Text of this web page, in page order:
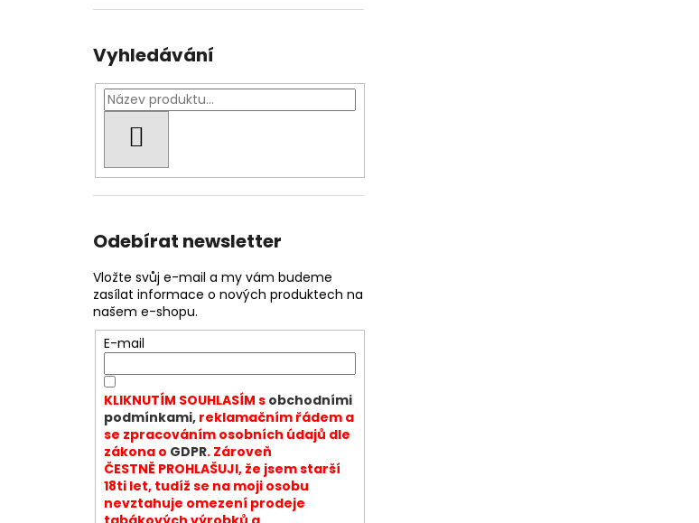
Vyhledávání
Odebírat newsletter
Vložte svůj e-mail a my vám budeme
zasílat informace o nových produktech na
našem e-shopu.
E-mail
KLIKNUTÍM SOUHLASÍM s obchodními
podmínkami,reklamačním řádem a
se zpracováním osobních údajů dle
zákona o GDPR. Zároveň
ČESTNĚ PROHLAŠUJI, že jsem starší
18ti let, tudíž se na moji osobu
nevztahuje omezení prodeje